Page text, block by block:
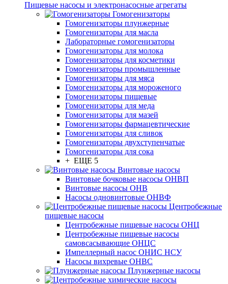
Пищевые насосы и электронасосные агрегаты
Гомогенизаторы
Гомогенизаторы плунжерные
Гомогенизаторы для масла
Лабораторные гомогенизаторы
Гомогенизаторы для молока
Гомогенизаторы для косметики
Гомогенизаторы промышленные
Гомогенизаторы для мяса
Гомогенизаторы для мороженого
Гомогенизаторы пищевые
Гомогенизаторы для меда
Гомогенизаторы для мазей
Гомогенизаторы фармацевтические
Гомогенизаторы для сливок
Гомогенизаторы двухступенчатые
Гомогенизаторы для сока
+ ЕЩЕ 5
Винтовые насосы
Винтовые бочковые насосы ОНВП
Винтовые насосы ОНВ
Насосы одновинтовые ОНВФ
Центробежные
пищевые насосы
Центробежные пищевые насосы ОНЦ
Центробежные пищевые насосы
самовсасывающие ОНЦС
Импеллерный насос ОНИС НСУ
Насосы вихревые ОНВС
Плунжерные насосы